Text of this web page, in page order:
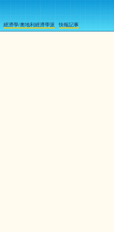
經濟學/奧地利經濟學派 快報記事